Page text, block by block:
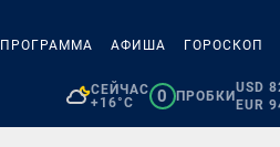
АФИША ГОРОСКОП
СЕЙЧАС
+16°C
0 ПРОБКИ
USD
EUR